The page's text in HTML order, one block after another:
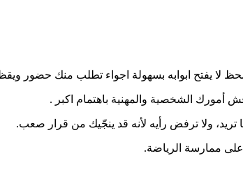
الحظ لا يفتح ابوابه بسهولة اجواء تطلب منك
أمورك الشخصية والمهنية باهتمام اكبر .
ولا ترفض رأيه لأنه قد ينجّيك من قرار صعب.
ممارسة الرياضة.